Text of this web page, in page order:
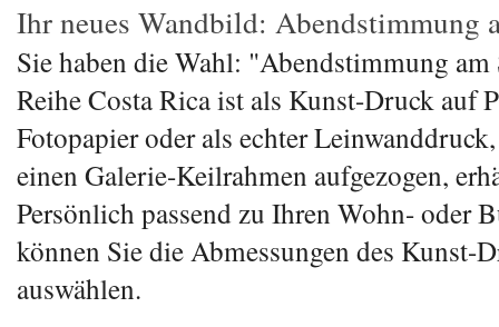
Ihr neues Wandbild: Abendstimmung
Sie haben die Wahl: "Abendstimmung am
Reihe Costa Rica ist als Kunst-Druck auf
Fotopapier oder als echter
einen Galerie-Keilrahmen aufgezogen,
Persönlich passend zu Ihren Wohn- oder
können Sie die Abmessungen des Kunst-
auswählen.